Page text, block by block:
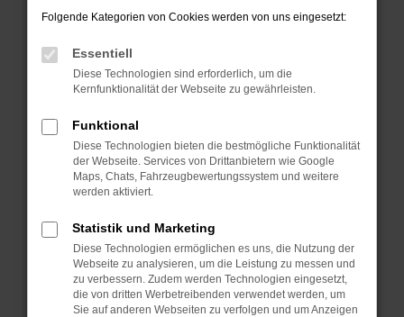
Prüfe deine Browsererweiterungen.
können das Laden bestimmter Seiten
verhindern. Funktioniert die Seite in einem
anderen Browser oder in einem privaten
Starte dein Gerät neu.
Das kann manchmal helfen, vorübergehende
Probleme zu beheben.
Betriebssystem auf dem neuesten Stand
sind.
Veraltete Software birgt nicht nur ein
Sicherheitsrisiko, sondern kann auch dazu
führen, dass bestimmte Funktionen nicht mehr
Folgende Kategorien von Cookies werden von uns eingesetzt:
Essentiell
Diese Technologien sind erforderlich, um die
Kernfunktionalität der Webseite zu gewährleisten.
Funktional
Diese Technologien bieten die bestmögliche Funktionalität
der Webseite. Services von Drittanbietern wie Google
Maps, Chats, Fahrzeugbewertungssystem und weitere
werden aktiviert.
Statistik und Marketing
Diese Technologien ermöglichen es uns, die Nutzung der
Webseite zu analysieren, um die Leistung zu messen und
zu verbessern. Zudem werden Technologien eingesetzt,
die von dritten Werbetreibenden verwendet werden, um
Sie auf anderen Webseiten zu verfolgen und um Anzeigen